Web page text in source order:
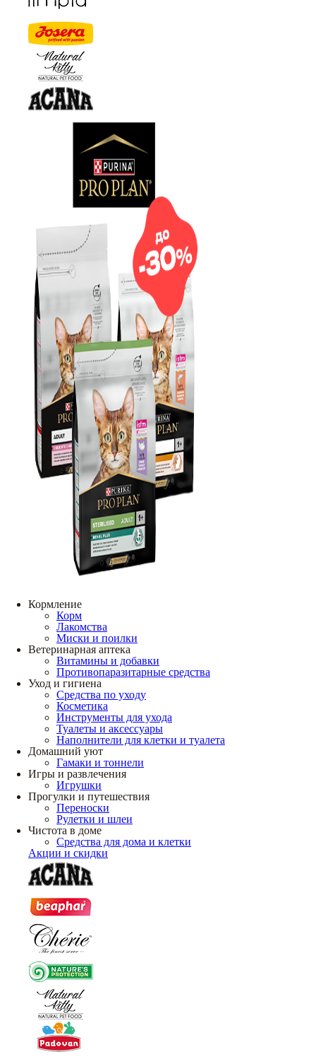
Кормление
Корм
Лакомства
Миски и поилки
Ветеринарная аптека
Витамины и добавки
Противопаразитарные средства
Уход и гигиена
Средства по уходу
Косметика
Инструменты для ухода
Туалеты и аксессуары
Наполнители для клетки и туалета
Домашний уют
Гамаки и тоннели
Игры и развлечения
Игрушки
Прогулки и путешествия
Переноски
Рулетки и шлеи
Чистота в доме
Средства для дома и клетки
Акции и скидки